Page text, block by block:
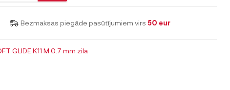
Bezmaksas piegāde pasūtījumiem virs 50 eur
GLIDE K11 M 0.7 mm zila